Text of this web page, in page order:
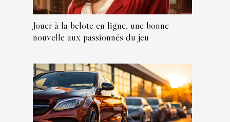
Jouer à la belote en ligne, une bonne
nouvelle aux passionnés du jeu